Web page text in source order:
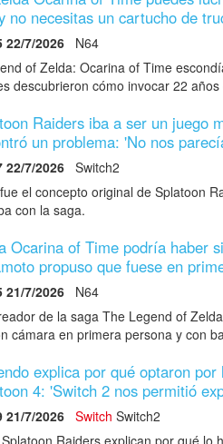
no necesitas un cartucho de
22/7/2026
N64
of Zelda: Ocarina of Time
descubrieron cómo invocar 22
Raiders iba a ser un juego
un problema: 'No nos
22/7/2026 Switch2
el concepto original de Splatoon
con la saga.
Ocarina of Time podría haber
propuso que fuese en
21/7/2026
N64
de la saga The Legend of
cámara en primera persona y con
explica por qué optaron
4: 'Switch 2 nos permitió
21/7/2026 Switch Switch2
Raiders explican por qué lo